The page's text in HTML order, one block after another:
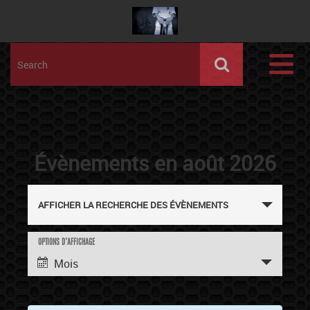
Évènements en août 2026
Recherche
navigation
vues
Évènements
AFFICHER LA RECHERCHE DES ÉVÈNEMENTS
Navigation
vues
évènement
OPTIONS D’AFFICHAGE
Mois